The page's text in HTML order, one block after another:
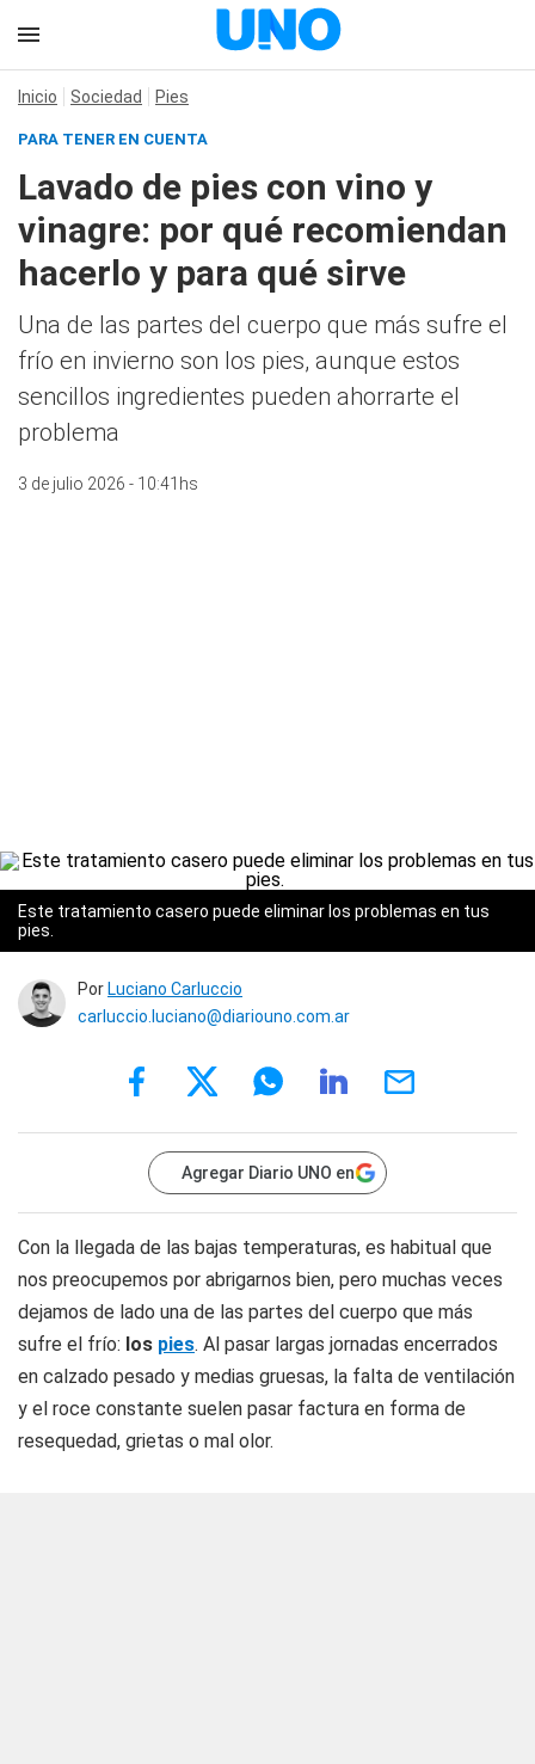
Inicio Sociedad Pies
PARA TENER EN CUENTA
Lavado de pies con vino y
vinagre: por qué recomiendan
hacerlo y para qué sirve
Una de las partes del cuerpo que más sufre el
frío en invierno son los pies, aunque estos
sencillos ingredientes pueden ahorrarte el
problema
3 de julio 2026 - 10:41hs
Este tratamiento casero puede eliminar los problemas en tus
pies.
Por Luciano Carluccio
carluccio.luciano@diariouno.com.ar
Agregar Diario UNO en
Con la llegada de las bajas temperaturas, es habitual que
nos preocupemos por abrigarnos bien, pero muchas veces
dejamos de lado una de las partes del cuerpo que más
sufre el frío: los pies. Al pasar largas jornadas encerrados
en calzado pesado y medias gruesas, la falta de ventilación
y el roce constante suelen pasar factura en forma de
resequedad, grietas o mal olor.